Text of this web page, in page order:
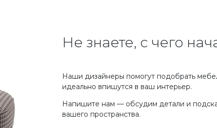
Не знаете, с чего
Наши дизайнеры помогут подобрать
идеально впишутся в ваш интерьер.
Напишите нам — обсудим детали и
вашего пространства.